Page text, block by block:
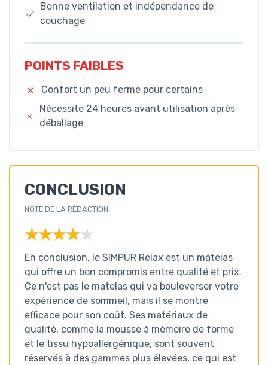
Bonne ventilation et indépendance de
couchage
POINTS FAIBLES
Confort un peu ferme pour certains
Nécessite 24 heures avant utilisation après
déballage
CONCLUSION
NOTE DE LA RÉDACTION
★★★★★
★★★★★
En conclusion, le SIMPUR Relax est un matelas
qui offre un bon compromis entre qualité et prix.
Ce n'est pas le matelas qui va bouleverser votre
expérience de sommeil, mais il se montre
efficace pour son coût. Ses matériaux de
qualité, comme la mousse à mémoire de forme
et le tissu hypoallergénique, sont souvent
réservés à des gammes plus élevées, ce qui est